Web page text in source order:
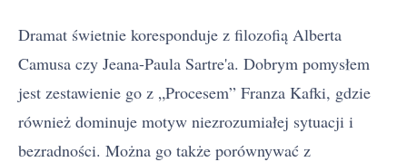
Dramat świetnie koresponduje z filozofią Alberta
Camusa czy Jeana-Paula Sartre'a. Dobrym pomysłem
jest zestawienie go z „Procesem” Franza Kafki, gdzie
również dominuje motyw niezrozumiałej sytuacji i
bezradności. Można go także porównywać z